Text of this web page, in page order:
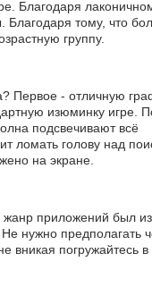
Благодаря
Благодаря тому, что
группу.
Первое - отличную
изюминку игре.
подсвечивают всё
ломать голову над
на экране.
жанр приложений был
нужно предполагать
вникая погружайтесь